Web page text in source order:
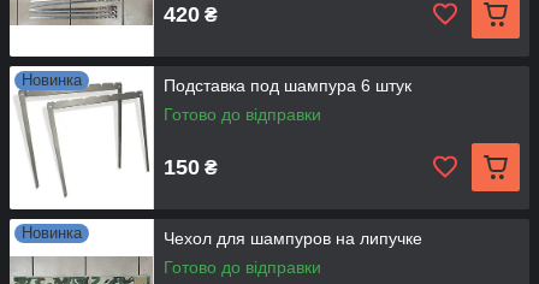
420 ₴
Новинка
Подставка под шампура 6 штук
Готово до відправки
150 ₴
Новинка
Чехол для шампуров на липучке
Готово до відправки